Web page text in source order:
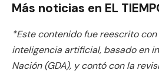
Más noticias en EL
*Este contenido fue reescrito
inteligencia artificial, basado en
Nación (GDA), y contó con la